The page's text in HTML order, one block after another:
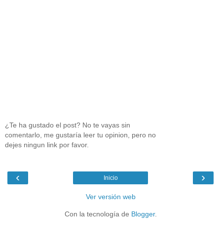
¿Te ha gustado el post? No te vayas sin
comentarlo, me gustaría leer tu opinion, pero no
dejes ningun link por favor.
‹ ›
Inicio
Ver versión web
Con la tecnología de Blogger.